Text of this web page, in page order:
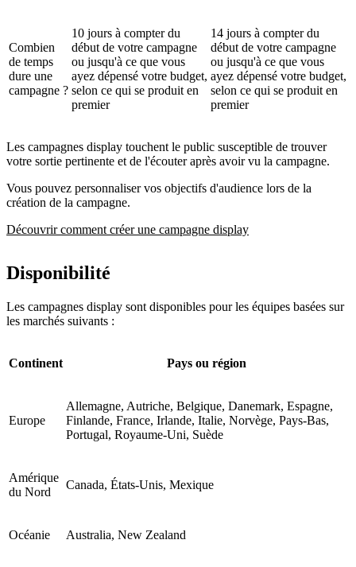
Combien
de temps
dure une
campagne ?
10 jours à compter du
début de votre campagne
ou jusqu'à ce que vous
ayez dépensé votre budget,
selon ce qui se produit en
premier
14 jours à compter du
début de votre campagne
ou jusqu'à ce que vous
ayez dépensé votre budget,
selon ce qui se produit en
premier
Les campagnes display touchent le public susceptible de trouver
votre sortie pertinente et de l'écouter après avoir vu la campagne.
Vous pouvez personnaliser vos objectifs d'audience lors de la
création de la campagne.
Découvrir comment créer une campagne display
Disponibilité
Les campagnes display sont disponibles pour les équipes basées sur
les marchés suivants :
Continent Pays ou région
Europe
Allemagne, Autriche, Belgique, Danemark, Espagne,
Finlande, France, Irlande, Italie, Norvège, Pays-Bas,
Portugal, Royaume-Uni, Suède
Amérique
du Nord
Canada, États-Unis, Mexique
Océanie Australia, New Zealand